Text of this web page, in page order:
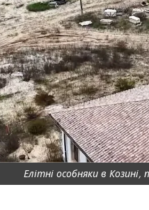
Елітні особняки в Козині,